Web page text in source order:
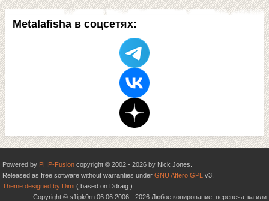
Metalafisha в соцсетях:
Powered by PHP-Fusion copyright © 2002 - 2026 by Nick Jones.
Released as free software without warranties under GNU Affero GPL v3.
Theme designed by Dimi ( based on Ddraig )
Copyright © s1ipk0rn 06.06.2006 - 2026 Любое копирование, перепечатка или